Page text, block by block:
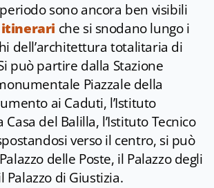
sono ancora ben visibili
itinerari che si snodano lungo i
dell’architettura totalitaria di
può partire dalla Stazione
Piazzale della
ai Caduti, l’Istituto
del Balilla, l’Istituto Tecnico
verso il centro, si può
delle Poste, il Palazzo degli
Palazzo di Giustizia.